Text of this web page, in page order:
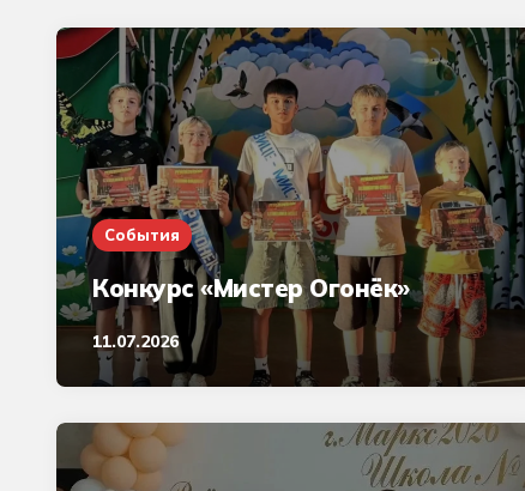
События
Конкурс «Мистер Огонёк»
11.07.2026